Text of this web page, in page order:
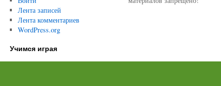
Лента записей
Лента комментариев
WordPress.org
Учимся играя